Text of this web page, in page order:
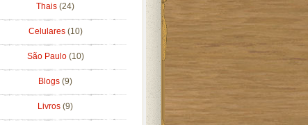
Thais (24)
Celulares (10)
São Paulo (10)
Blogs (9)
Livros (9)